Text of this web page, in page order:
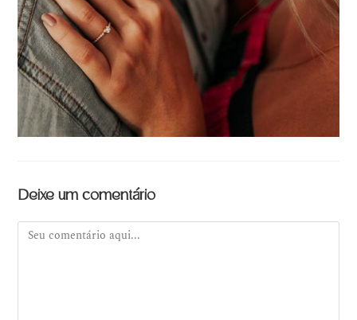
Deixe um comentário